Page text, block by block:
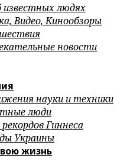
известных людях
Видео, Кинообзоры
новости
науки и техники
люди
Гиннеса
Украины
жизнь